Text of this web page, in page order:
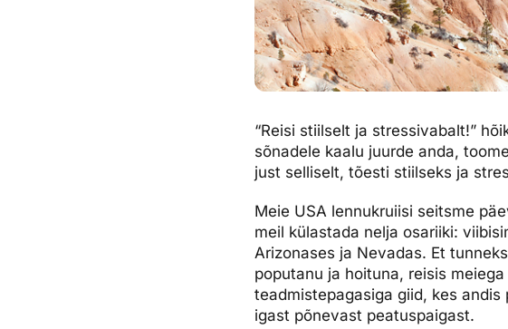
“Reisi stiilselt ja stressivabalt!”
sõnadele kaalu juurde anda,
just selliselt, tõesti stiilseks ja
Meie USA lennukruiisi seitsme
meil külastada nelja osariiki:
Arizonases ja Nevadas. Et
poputanu ja hoituna, reisis
teadmistepagasiga giid, kes andis
igast põnevast peatuspaigast.